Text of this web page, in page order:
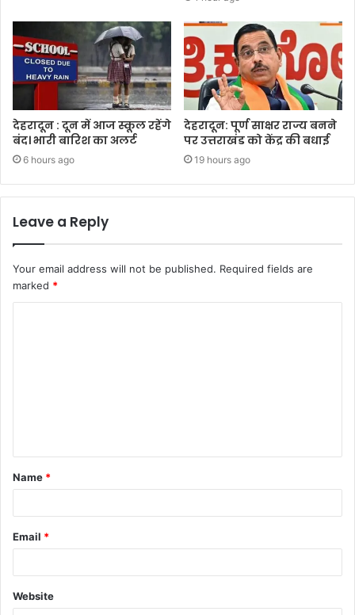
देहरादून : दून में आज स्कूल रहेंगे
बंद। भारी बारिश का अलर्ट
6 hours ago
देहरादून: पूर्ण साक्षर राज्य बनने
पर उत्तराखंड को केंद्र की बधाई
19 hours ago
Leave a Reply
Your email address will not be published. Required fields are
marked *
t
*
Name *
Email *
Website